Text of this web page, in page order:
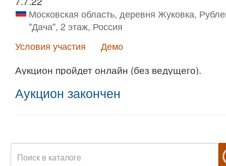
Московская область, деревня Жуковка,
"Дача", 2 этаж, Россия
Условия участия
Демо
Аукцион пройдет онлайн (без ведущего).
Аукцион закончен